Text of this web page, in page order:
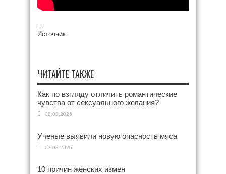
—
Источник
ЧИТАЙТЕ ТАКЖЕ
Как по взгляду отличить романтические
чувства от сексуального желания?
08.08.2026
Ученые выявили новую опасность мяса
07.08.2026
10 причин женских измен